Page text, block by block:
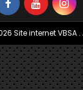
Site internet VBSA .